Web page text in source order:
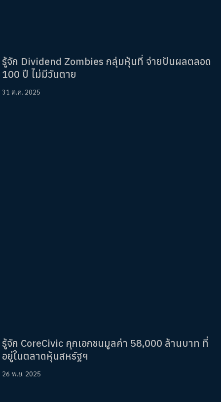
รู้จัก Dividend Zombies กลุ่มหุ้นที่ จ่ายปันผลตลอด
100 ปี ไม่มีวันตาย
31 ต.ค. 2025
รู้จัก CoreCivic คุกเอกชนมูลค่า 58,000 ล้านบาท ที่
อยู่ในตลาดหุ้นสหรัฐฯ
26 พ.ย. 2025